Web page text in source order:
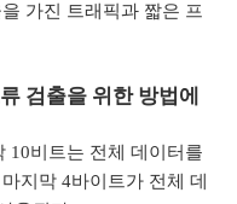
가진 트래픽과 짧은 프
검출을 위한 방법에
10비트는 전체 데이터를
지막 4바이트가 전체 데